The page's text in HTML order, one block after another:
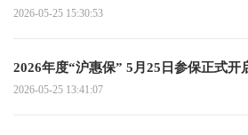
2026-05-25 15:30:53
2026年度“沪惠保” 5月25日参保正式
2026-05-25 13:41:07